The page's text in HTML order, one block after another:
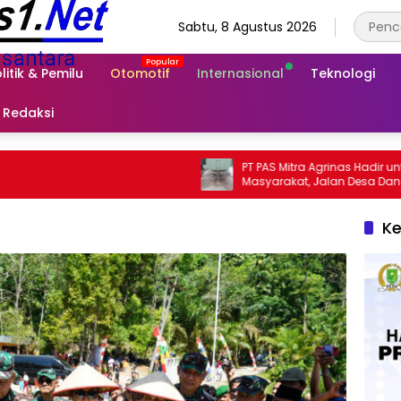
Sabtu, 8 Agustus 2026
& Pemilu Otomotif Internasional Teknologi
Redaksi
‎PT PAS Mitra Agrinas Hadir untuk
Masyarakat, Jalan Desa Danau Rambai
Dirawat dan Disiram